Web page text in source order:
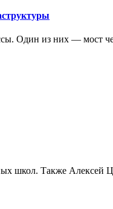
Один из них — мост
школ. Также Алексей